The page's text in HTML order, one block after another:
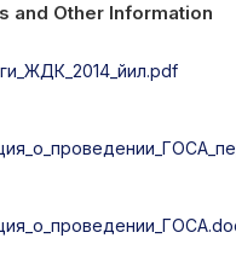
and Other Information